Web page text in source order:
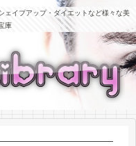
ェイプアップ・ダイエットなど様々な美
庫